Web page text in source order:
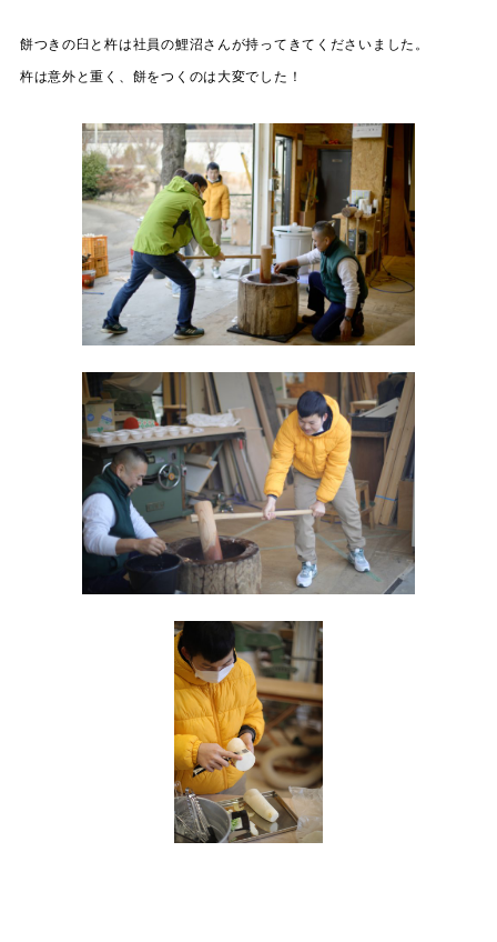
餅つきの臼と杵は社員の鯉沼さんが持ってきてくださいました。
杵は意外と重く、餅をつくのは大変でした！